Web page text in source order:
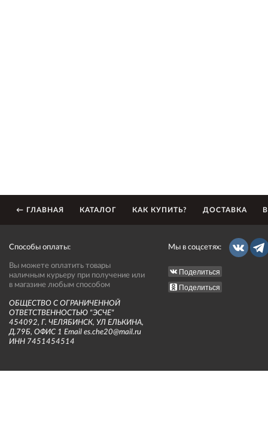
← ГЛАВНАЯ КАТАЛОГ КАК КУПИТЬ? ДОСТАВКА
Способы оплаты:
Вы можете оплатить товары
наличным курьеру при получение или
в магазине любым способом
ОБЩЕСТВО С ОГРАНИЧЕННОЙ
ОТВЕТСТВЕННОСТЬЮ "ЭСЧЕ"
454092, Г. ЧЕЛЯБИНСК, УЛ ЕЛЬКИНА,
Д.79Б, ОФИС 1 Email es.che20@mail.ru
ИНН 7451454514
Мы в соцсетях:
Поделиться
Поделиться